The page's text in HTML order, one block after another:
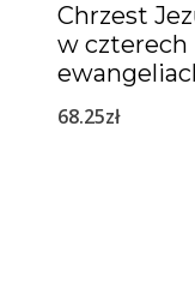
Chrzest
w czterech
68.25zł